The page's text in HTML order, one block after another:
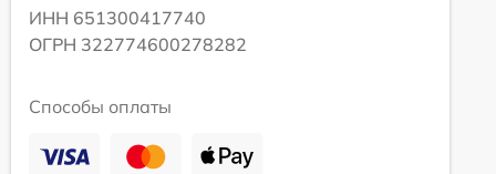
ИНН 651300417740
ОГРН 322774600278282
Способы оплаты